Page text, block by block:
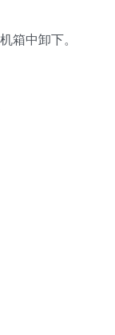
箱中卸下。